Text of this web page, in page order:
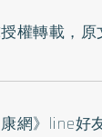
權轉載，原
康網》line好